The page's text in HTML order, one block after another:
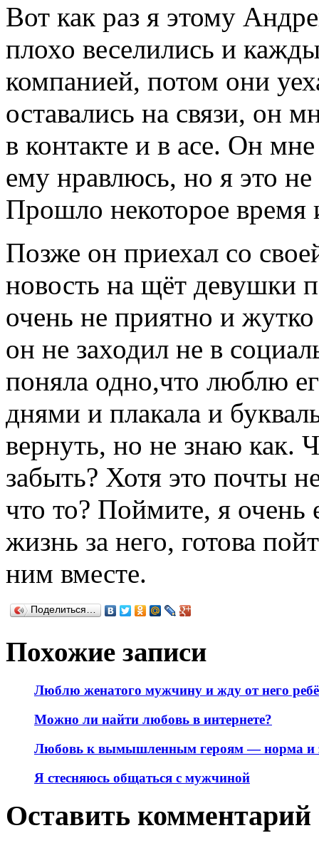
Вот как раз я этому
плохо веселились и
компанией, потом они
оставались на связи, он
в контакте и в асе. Он
ему нравлюсь, но я это
Прошло некоторое время
Позже он приехал со
новость на щёт девушки
очень не приятно и
он не заходил не в
поняла одно,что люблю
днями и плакала и
вернуть, но не знаю как.
забыть? Хотя это почты
что то? Поймите, я очень
жизнь за него, готова
ним вместе.
Поделиться…
Похожие записи
Люблю женатого мужчину и жду от него
Можно ли найти любовь в интернете?
Любовь к вымышленным героям — норма и
Я стесняюсь общаться с мужчиной
Оставить комментарий